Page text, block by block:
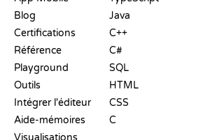
Blog
Certifications
Référence
Playground
Outils
Intégrer l'éditeur
Aide-mémoires
Visualisations
Java
C++
C#
SQL
HTML
CSS
C